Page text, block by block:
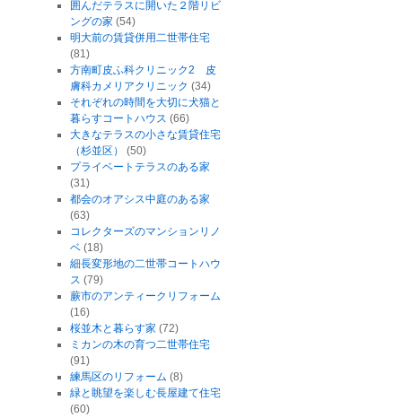
囲んだテラスに開いた２階リビ
ングの家 (54)
明大前の賃貸併用二世帯住宅
(81)
方南町皮ふ科クリニック2 皮
膚科カメリアクリニック (34)
それぞれの時間を大切に犬猫と
暮らすコートハウス (66)
大きなテラスの小さな賃貸住宅
（杉並区）
(50)
プライベートテラスのある家
(31)
都会のオアシス中庭のある家
(63)
コレクターズのマンションリノ
ベ (18)
細長変形地の二世帯コートハウ
ス (79)
蕨市のアンティークリフォーム
(16)
桜並木と暮らす家 (72)
ミカンの木の育つ二世帯住宅
(91)
練馬区のリフォーム (8)
緑と眺望を楽しむ長屋建て住宅
(60)